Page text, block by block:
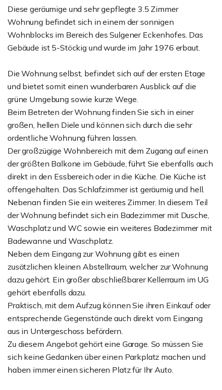
Diese geräumige und sehr gepflegte 3.5 Zimmer
Wohnung befindet sich in einem der sonnigen
Wohnblocks im Bereich des Sulgener Eckenhofes. Das
Gebäude ist 5-Stöckig und wurde im Jahr 1976 erbaut.
Die Wohnung selbst, befindet sich auf der ersten Etage
und bietet somit einen wunderbaren Ausblick auf die
grüne Umgebung sowie kurze Wege.
Beim Betreten der Wohnung finden Sie sich in einer
großen, hellen Diele und können sich durch die sehr
ordentliche Wohnung führen lassen.
Der großzügige Wohnbereich mit dem Zugang auf einen
der größten Balkone im Gebäude, führt Sie ebenfalls auch
direkt in den Essbereich oder in die Küche. Die Küche ist
offengehalten. Das Schlafzimmer ist geräumig und hell.
Nebenan finden Sie ein weiteres Zimmer. In diesem Teil
der Wohnung befindet sich ein Badezimmer mit Dusche,
Waschplatz und WC sowie ein weiteres Badezimmer mit
Badewanne und Waschplatz.
Neben dem Eingang zur Wohnung gibt es einen
zusätzlichen kleinen Abstellraum, welcher zur Wohnung
dazu gehört. Ein großer abschließbarer Kellerraum im UG
gehört ebenfalls dazu.
Praktisch, mit dem Aufzug können Sie ihren Einkauf oder
entsprechende Gegenstände auch direkt vom Eingang
aus in Untergeschoss befördern.
Zu diesem Angebot gehört eine Garage. So müssen Sie
sich keine Gedanken über einen Parkplatz machen und
haben immer einen sicheren Platz für Ihr Auto.